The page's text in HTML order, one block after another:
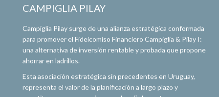
CAMPIGLIA PILAY
Campiglia Pilay surge de una alianza estratégica conformada
para promover el Fideicomiso Financiero Campiglia & Pilay I:
una alternativa de inversión rentable y probada que propone
ahorrar en ladrillos.
Esta asociación estratégica sin precedentes en Uruguay,
representa el valor de la planificación a largo plazo y